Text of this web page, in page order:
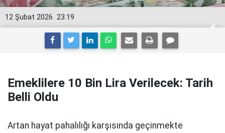
23:19
12 Şubat 2026
Emeklilere 10 Bin Lira Verilecek: Tarih
Belli Oldu
Artan hayat pahalılığı karşısında geçinmekte